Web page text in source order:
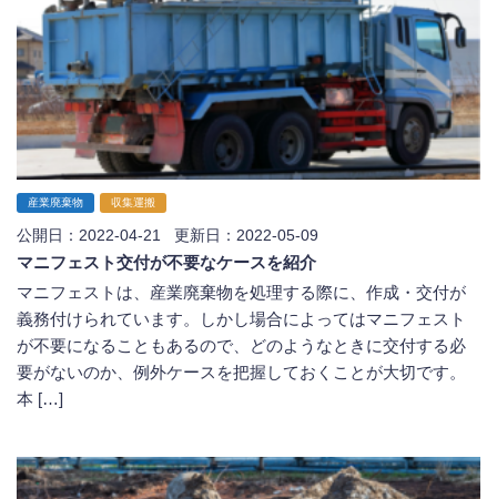
産業廃棄物 収集運搬
公開日：2022-04-21 更新日：2022-05-09
マニフェスト交付が不要なケースを紹介
マニフェストは、産業廃棄物を処理する際に、作成・交付が
義務付けられています。しかし場合によってはマニフェスト
が不要になることもあるので、どのようなときに交付する必
要がないのか、例外ケースを把握しておくことが大切です。
本 […]